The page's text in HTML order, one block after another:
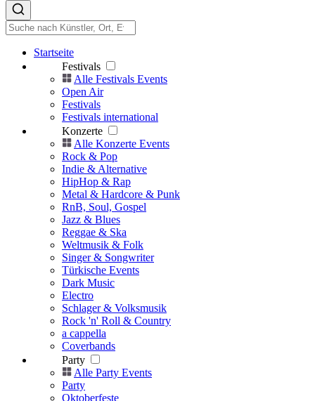
Startseite
Festivals
Alle Festivals Events
Open Air
Festivals
Festivals international
Konzerte
Alle Konzerte Events
Rock & Pop
Indie & Alternative
HipHop & Rap
Metal & Hardcore & Punk
RnB, Soul, Gospel
Jazz & Blues
Reggae & Ska
Weltmusik & Folk
Singer & Songwriter
Türkische Events
Dark Music
Electro
Schlager & Volksmusik
Rock 'n' Roll & Country
a cappella
Coverbands
Party
Alle Party Events
Party
Oktoberfeste